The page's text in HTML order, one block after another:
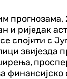
прогнозама,
и риједак
спојити с
звијезда